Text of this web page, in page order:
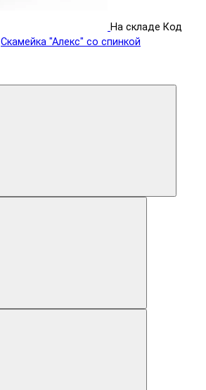
На складе Код
Скамейка "Алекс" со спинкой